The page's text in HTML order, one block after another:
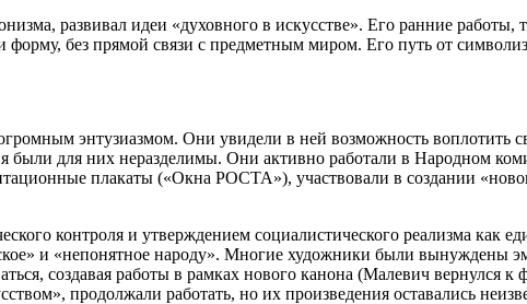
развивал идеи «духовного в искусстве». Его ранние работы,
без прямой связи с предметным миром. Его путь от
энтузиазмом. Они увидели в ней возможность воплотить
были для них неразделимы. Они активно работали в Народном
плакаты («Окна РОСТА»), участвовали в создании
контроля и утверждением социалистического реализма как
и «непонятное народу». Многие художники были вынуждены
создавая работы в рамках нового канона (Малевич вернулся к
продолжали работать, но их произведения оставались